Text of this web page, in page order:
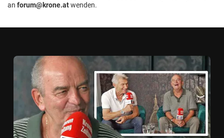
an forum@krone.atwenden.